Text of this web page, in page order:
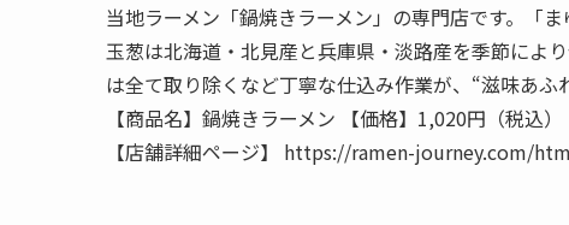
当地ラーメン「鍋焼きラーメン」の専門店です。「
玉葱は北海道・北見産と兵庫県・淡路産を季節によ
は全て取り除くなど丁寧な仕込み作業が、“滋味あふ
【商品名】鍋焼きラーメン 【価格】1,020円（税込）
【店舗詳細ページ】 https://ramen-journey.com/